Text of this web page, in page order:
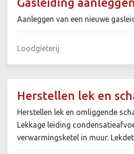
Gasleiding aanleggen
Aanleggen van een nieuwe
Loodgieterij
Herstellen lek en
Herstellen lek en omliggende
Lekkage leiding
verwarmingsketel in muur.